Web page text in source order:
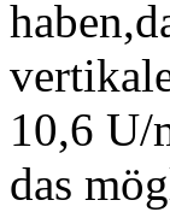
10,6 U/
das